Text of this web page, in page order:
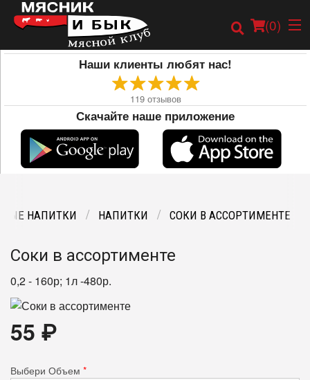
(0)
Заказать онлайн
Карта
Наши клиенты любят нас!
119 отзывов
Скачайте наше приложение
НАПИТКИ НАПИТКИ СОКИ В АССОРТИМЕНТЕ
Соки в ассортименте
0,2 - 160р; 1л -480р.
55 ₽
Выбери Объем *